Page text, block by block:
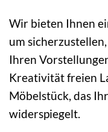
Wir bieten Ihnen
um
Ihren
Kreativität freien
Möbelstück, das
widerspiegelt.